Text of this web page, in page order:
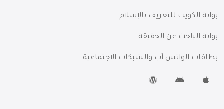
بوابة الكويت للتعريف بالإسلام
بوابة الباحث عن الحقيقة
بطاقات الواتس آب والشبكات الاجتماعية